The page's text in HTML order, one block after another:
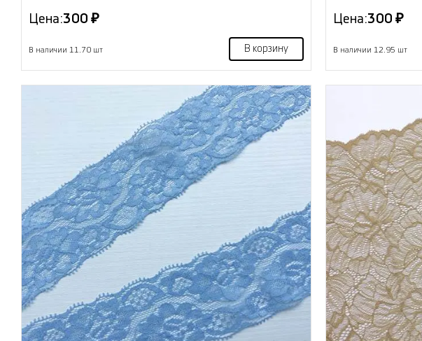
Цена:300 ₽
В наличии 11.70 шт В корзину
Цена:300 ₽
В наличии 12.95 шт